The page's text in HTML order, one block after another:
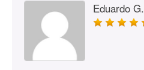
Eduardo G.